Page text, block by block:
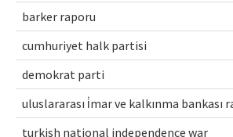
barker raporu
cumhuriyet halk partisi
demokrat parti
uluslararası i̇mar ve kalkınma bankası
turkish national independence war